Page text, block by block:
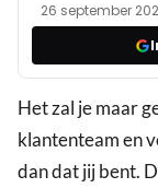
26 september
Het zal je maar
klantenteam en
dan dat jij bent.